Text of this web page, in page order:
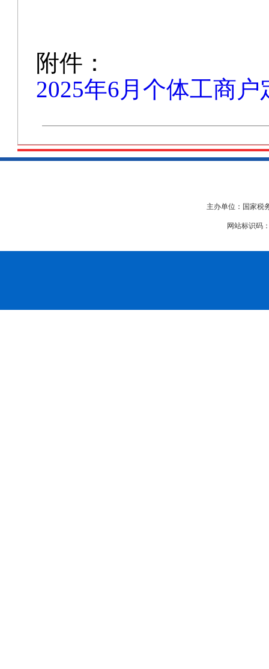
附件：
2025年6月个体工商